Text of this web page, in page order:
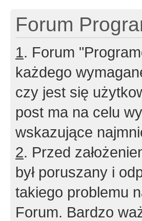
Forum
1. Forum
każdego
czy jest się
post ma na celu
wskazujące
2. Przed
był poruszany i
takiego problemu
Forum. Bardzo